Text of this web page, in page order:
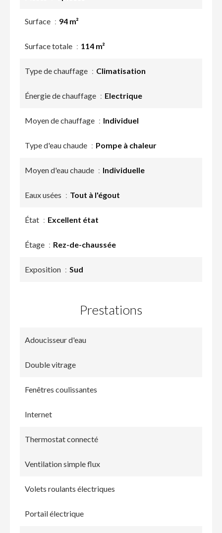
Surface 94 m²
Surface totale 114 m²
Type de chauffage Climatisation
Énergie de chauffage Electrique
Moyen de chauffage Individuel
Type d'eau chaude Pompe à chaleur
Moyen d'eau chaude Individuelle
Eaux usées Tout à l'égout
État Excellent état
Étage Rez-de-chaussée
Exposition Sud
Prestations
Adoucisseur d'eau
Double vitrage
Fenêtres coulissantes
Internet
Thermostat connecté
Ventilation simple flux
Volets roulants électriques
Portail électrique